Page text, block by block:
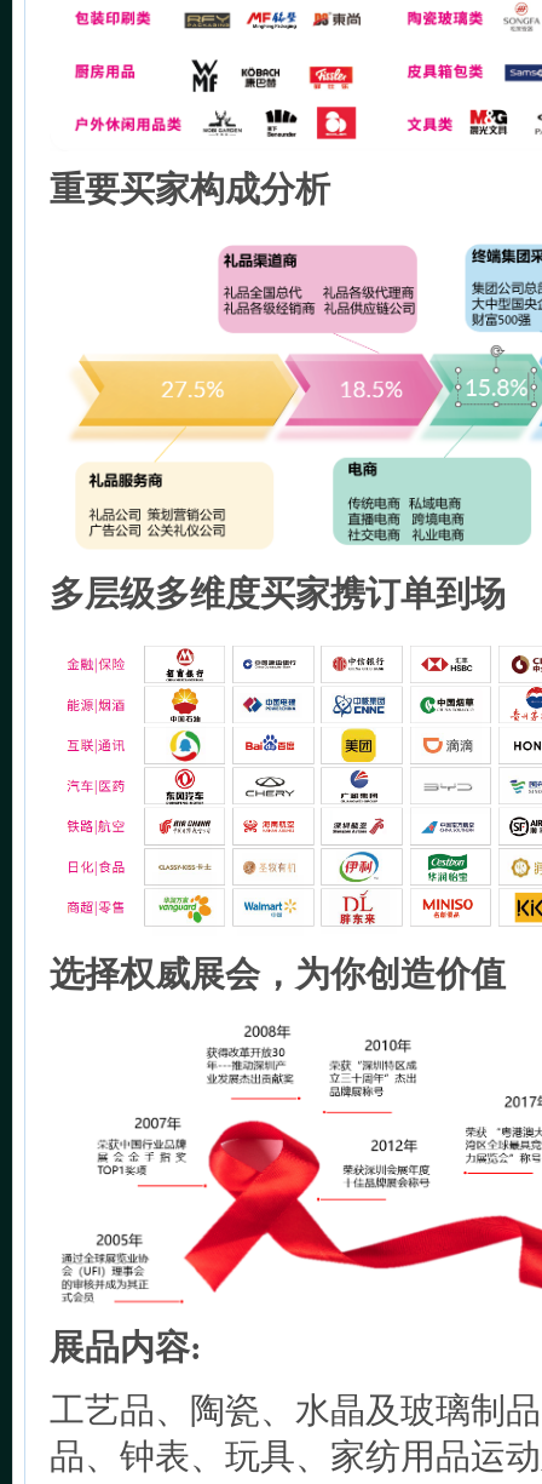
重要买家构成分析
多层级多维度买家携订单到场
选择权威展会，为你创造价值
展品内容:
工艺品、陶瓷、水晶及玻璃制
品、钟表、玩具、家纺用品运